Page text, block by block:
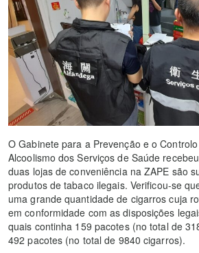
O Gabinete para a Prevenção e o
Alcoolismo dos Serviços de Saúde
duas lojas de conveniência na ZAPE são
produtos de tabaco ilegais. Verificou-se
uma grande quantidade de cigarros cuja
em conformidade com as disposições
quais continha 159 pacotes (no total de
492 pacotes (no total de 9840 cigarros).